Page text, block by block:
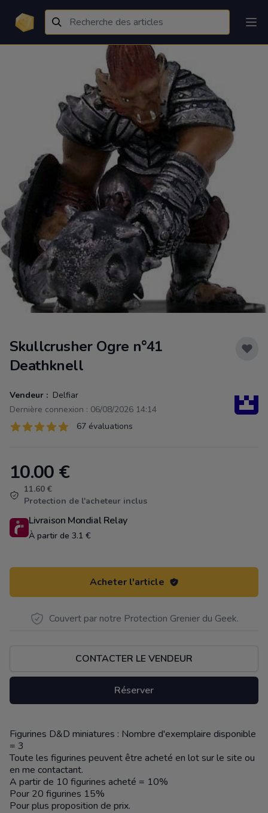
Skullcrusher Ogre n°41
Deathknell
Vendeur : Delfiar
Dernière connexion : 06/08/2026 14:14
Évaluations
67 sur 5 étoiles 67 évaluations
Product information
10.00 €
11.60 €
Protection de l'acheteur inclus
Livraison Mondial Relay
À partir de 3.1 €
Acheter l'article
Couvert par notre Protection Grenier du Geek.
CONTACTER LE VENDEUR
Réserver
Description
Figurines D&D miniatures : Nombre d'exemplaire disponible
= 3
Toute les figurines peuvent être acheté en lot sur le site ou
en me contactant.
A partir de 10 figurines acheté = 10%
Pour 20 figurines 15%
Pour plus proposition de prix.